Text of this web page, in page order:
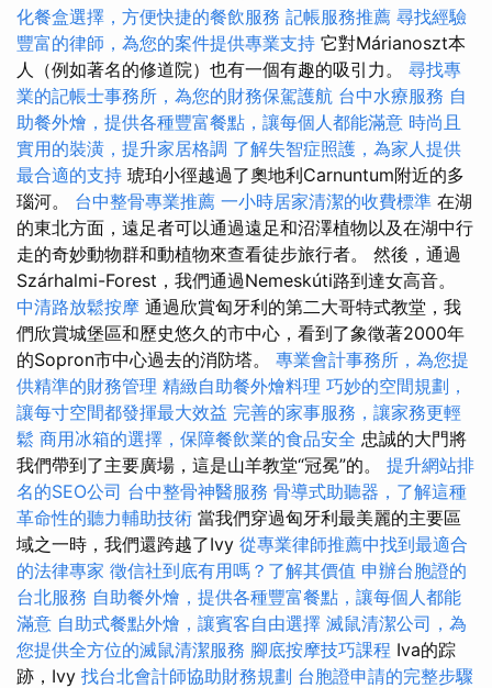
化餐盒選擇，方便快捷的餐飲服務 記帳服務推薦 尋找經驗
豐富的律師，為您的案件提供專業支持 它對Márianoszt本
人（例如著名的修道院）也有一個有趣的吸引力。 尋找專
業的記帳士事務所，為您的財務保駕護航 台中水療服務 自
助餐外燴，提供各種豐富餐點，讓每個人都能滿意 時尚且
實用的裝潢，提升家居格調 了解失智症照護，為家人提供
最合適的支持 琥珀小徑越過了奧地利Carnuntum附近的多
瑙河。 台中整骨專業推薦 一小時居家清潔的收費標準 在湖
的東北方面，遠足者可以通過遠足和沼澤植物以及在湖中行
走的奇妙動物群和動植物來查看徒步旅行者。 然後，通過
Szárhalmi-Forest，我們通過Nemeskúti路到達女高音。
中清路放鬆按摩 通過欣賞匈牙利的第二大哥特式教堂，我
們欣賞城堡區和歷史悠久的市中心，看到了象徵著2000年
的Sopron市中心過去的消防塔。 專業會計事務所，為您提
供精準的財務管理 精緻自助餐外燴料理 巧妙的空間規劃，
讓每寸空間都發揮最大效益 完善的家事服務，讓家務更輕
鬆 商用冰箱的選擇，保障餐飲業的食品安全 忠誠的大門將
我們帶到了主要廣場，這是山羊教堂“冠冕”的。 提升網站排
名的SEO公司 台中整骨神醫服務 骨導式助聽器，了解這種
革命性的聽力輔助技術 當我們穿過匈牙利最美麗的主要區
域之一時，我們還跨越了Ivy 從專業律師推薦中找到最適合
的法律專家 徵信社到底有用嗎？了解其價值 申辦台胞證的
台北服務 自助餐外燴，提供各種豐富餐點，讓每個人都能
滿意 自助式餐點外燴，讓賓客自由選擇 滅鼠清潔公司，為
您提供全方位的滅鼠清潔服務 腳底按摩技巧課程 Iva的踪
跡，Ivy 找台北會計師協助財務規劃 台胞證申請的完整步驟